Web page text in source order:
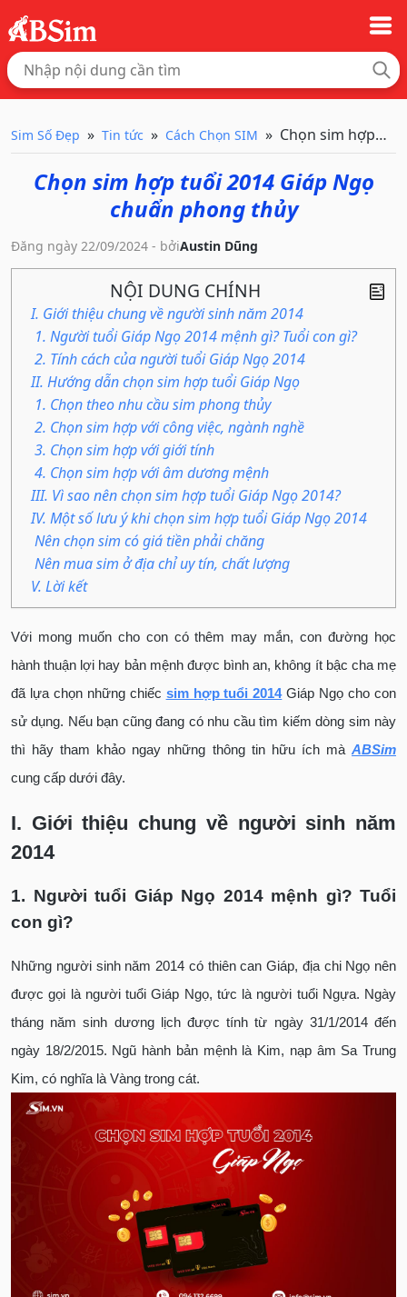
Sim Số Đẹp Tin tức Cách Chọn SIM Chọn sim hợp
Chọn sim hợp tuổi 2014 Giáp Ngọ
chuẩn phong thủy
Đăng ngày 22/09/2024 - bởiAustin Dũng
NỘI DUNG CHÍNH
I. Giới thiệu chung về người sinh năm 2014
1. Người tuổi Giáp Ngọ 2014 mệnh gì? Tuổi con gì?
2. Tính cách của người tuổi Giáp Ngọ 2014
II. Hướng dẫn chọn sim hợp tuổi Giáp Ngọ
1. Chọn theo nhu cầu sim phong thủy
2. Chọn sim hợp với công việc, ngành nghề
3. Chọn sim hợp với giới tính
4. Chọn sim hợp với âm dương mệnh
III. Vì sao nên chọn sim hợp tuổi Giáp Ngọ 2014?
IV. Một số lưu ý khi chọn sim hợp tuổi Giáp Ngọ 2014
Nên chọn sim có giá tiền phải chăng
Nên mua sim ở địa chỉ uy tín, chất lượng
V. Lời kết
Với mong muốn cho con có thêm may mắn, con đường học
hành thuận lợi hay bản mệnh được bình an, không ít bậc cha mẹ
đã lựa chọn những chiếc sim hợp tuổi 2014Giáp Ngọ cho con
sử dụng. Nếu bạn cũng đang có nhu cầu tìm kiếm dòng sim này
thì hãy tham khảo ngay những thông tin hữu ích mà ABSim
cung cấp dưới đây.
I. Giới thiệu chung về người sinh năm
2014
1. Người tuổi Giáp Ngọ 2014 mệnh gì? Tuổi
con gì?
Những người sinh năm 2014 có thiên can Giáp, địa chi Ngọ nên
được gọi là người tuổi Giáp Ngọ, tức là người tuổi Ngựa. Ngày
tháng năm sinh dương lịch được tính từ ngày 31/1/2014 đến
ngày 18/2/2015. Ngũ hành bản mệnh là Kim, nạp âm Sa Trung
Kim, có nghĩa là Vàng trong cát.